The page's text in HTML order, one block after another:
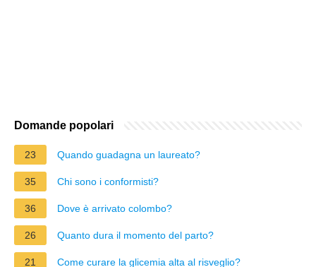
Domande popolari
23 Quando guadagna un laureato?
35 Chi sono i conformisti?
36 Dove è arrivato colombo?
26 Quanto dura il momento del parto?
21 Come curare la glicemia alta al risveglio?